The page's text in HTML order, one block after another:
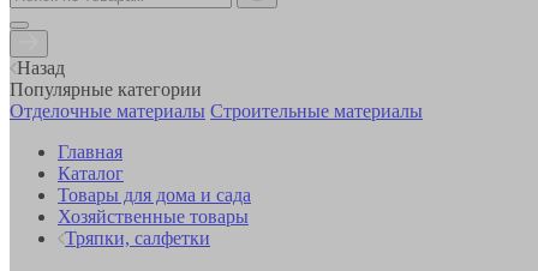
Назад
Популярные категории
Отделочные материалы Строительные материалы
Главная
Каталог
Товары для дома и сада
Хозяйственные товары
Тряпки, салфетки